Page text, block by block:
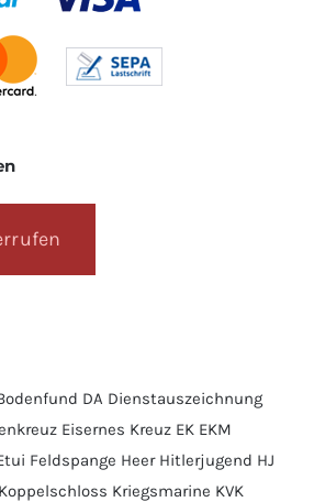
DA Dienstauszeichnung
Eisernes Kreuz EK EKM
Feldspange Heer Hitlerjugend HJ
Koppelschloss Kriegsmarine KVK